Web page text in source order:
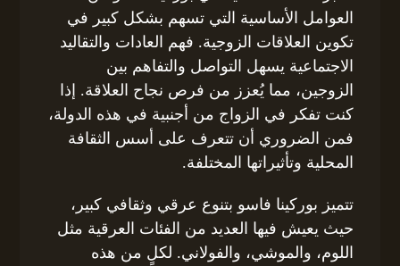
العوامل الأساسية التي تسهم بشكل كبير في
تكوين العلاقات الزوجية. فهم العادات والتقاليد
الاجتماعية يسهل التواصل والتفاهم بين
الزوجين، مما يُعزز من فرص نجاح العلاقة. إذا
كنت تفكر في الزواج من أجنبية في هذه الدولة،
فمن الضروري أن تتعرف على أسس الثقافة
المحلية وتأثيراتها المختلفة.
تتميز بوركينا فاسو بتنوع عرقي وثقافي كبير،
حيث يعيش فيها العديد من الفئات العرقية مثل
اللوم، والموشي، والفولاني. لكلٍ من هذه